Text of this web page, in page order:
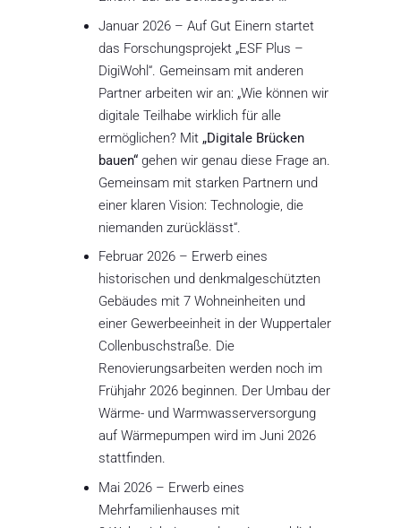
Januar 2026 – Auf Gut Einern startet
das Forschungsprojekt „ESF Plus –
DigiWohl“. Gemeinsam mit anderen
Partner arbeiten wir an: „Wie können wir
digitale Teilhabe wirklich für alle
ermöglichen? Mit „Digitale Brücken
bauen“ gehen wir genau diese Frage an.
Gemeinsam mit starken Partnern und
einer klaren Vision: Technologie, die
niemanden zurücklässt“.
Februar 2026 – Erwerb eines
historischen und denkmalgeschützten
Gebäudes mit 7 Wohneinheiten und
einer Gewerbeeinheit in der Wuppertaler
Collenbuschstraße. Die
Renovierungsarbeiten werden noch im
Frühjahr 2026 beginnen. Der Umbau der
Wärme- und Warmwasserversorgung
auf Wärmepumpen wird im Juni 2026
stattfinden.
Mai 2026 – Erwerb eines
Mehrfamilienhauses mit